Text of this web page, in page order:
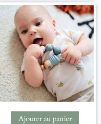
Ajouter au panier